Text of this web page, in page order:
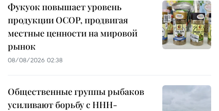
Фукуок повышает уровень
продукции OCOP, продвигая
местные ценности на мировой
рынок
08/08/2026 02:38
Общественные группы рыбаков
усиливают борьбу с ННН-